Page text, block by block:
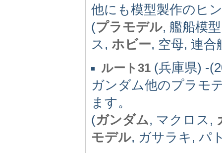
他にも模型製作のヒ
(プラモデル, 艦船模
ス, ホビー, 空母, 連
ルート31 (兵庫県) -
ガンダム他のプラモ
ます。
(ガンダム, マクロス,
モデル, ガサラキ, パ